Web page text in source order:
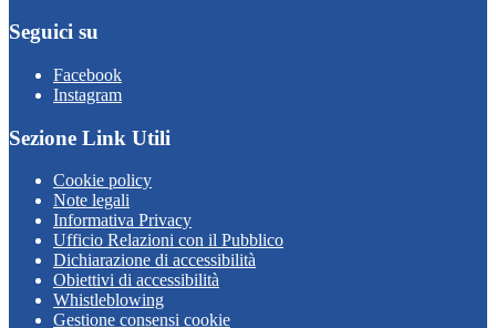
Seguici su
Facebook
Instagram
Sezione Link Utili
Cookie policy
Note legali
Informativa Privacy
Ufficio Relazioni con il Pubblico
Dichiarazione di accessibilità
Obiettivi di accessibilità
Whistleblowing
Gestione consensi cookie